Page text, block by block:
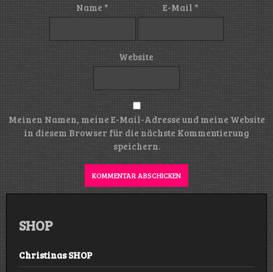
Name* E-Mail *
Website
Meinen Namen, meine E-Mail-Adresse und meine Website
in diesem Browser für die nächste Kommentierung
speichern.
SHOP
Christinas SHOP